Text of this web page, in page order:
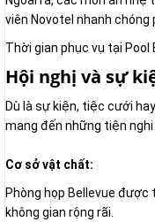
viên Novotel nhanh chóng
Thời gian phục vụ tại Pool
Hội nghị và sự
Dù là sự kiện, tiệc cưới
mang đến những tiện
Cơ sở vật chất:
Phòng họp Bellevue
không gian rộng rãi.